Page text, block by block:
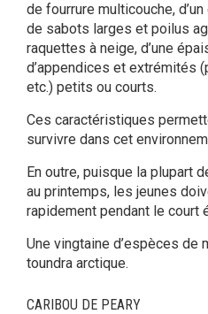
de fourrure multicouche,
de sabots larges et poilus
raquettes à neige, d’une
d’appendices et extrémités
etc.) petits ou courts.
Ces caractéristiques
survivre dans cet
En outre, puisque la plupart
au printemps, les jeunes
rapidement pendant le court
Une vingtaine d’espèces de
toundra arctique.
CARIBOU DE PEARY